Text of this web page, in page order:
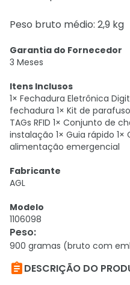
Peso bruto médio: 2,9 kg
Garantia do Fornecedor
3 Meses
Itens Inclusos
1× Fechadura Eletrônica
fechadura 1× Kit de
TAGs RFID 1× Conjunto de
instalação 1× Guia rápido 1×
alimentação emergencial
Fabricante
AGL
Modelo
1106098
Peso:
900 gramas (bruto com
DESCRIÇÃO DO